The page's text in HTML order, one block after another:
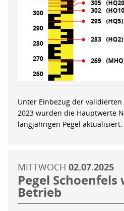
Unter Einbezug der
2023 wurden die Hauptwerte
langjährigen Pegel aktualisiert.
MITTWOCH 02.07.2025
Pegel
Betrieb